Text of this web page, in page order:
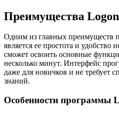
Преимущества
Одним из главных преимуществ
является ее простота и удобство
сможет освоить основные
несколько минут. Интерфейс
даже для новичков и не требует
знаний.
Особенности программы